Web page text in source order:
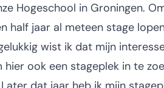
Hogeschool in Groningen.
half jaar al meteen stage
wist ik dat mijn
ook een stageplek in te